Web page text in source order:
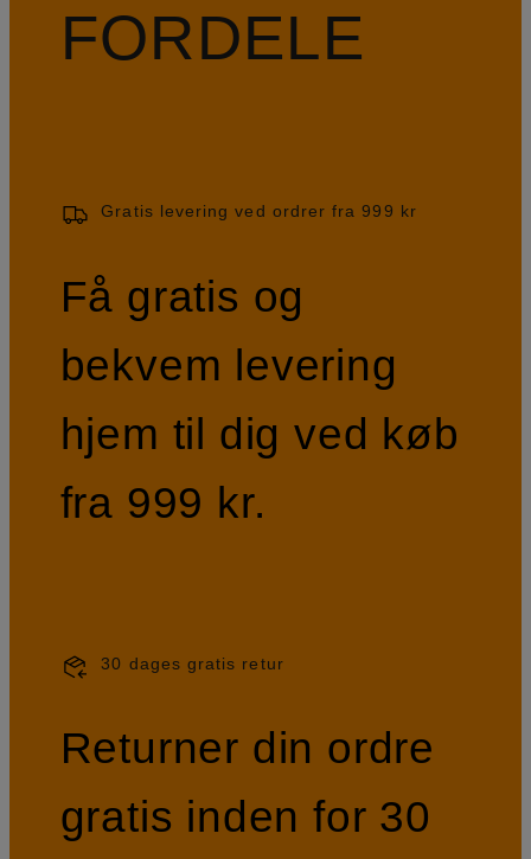
FORDELE
Gratis levering ved ordrer fra 999 kr
Få gratis og
bekvem levering
hjem til dig ved køb
fra 999 kr.
30 dages gratis retur
Returner din ordre
gratis inden for 30